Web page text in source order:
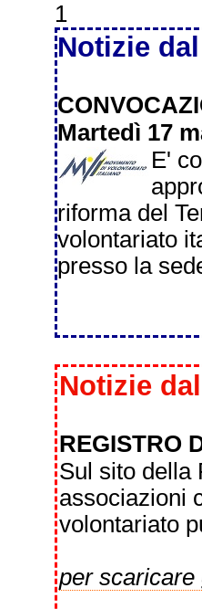
1
Notizie
Martedì 17
E'
riforma del
volontariato
presso la
Notizie
REGISTRO
Sul sito della
associazioni
volontariato
per scaricare